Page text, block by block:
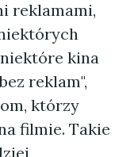
reklamami,
kina
reklam",
którzy
filmie. Takie